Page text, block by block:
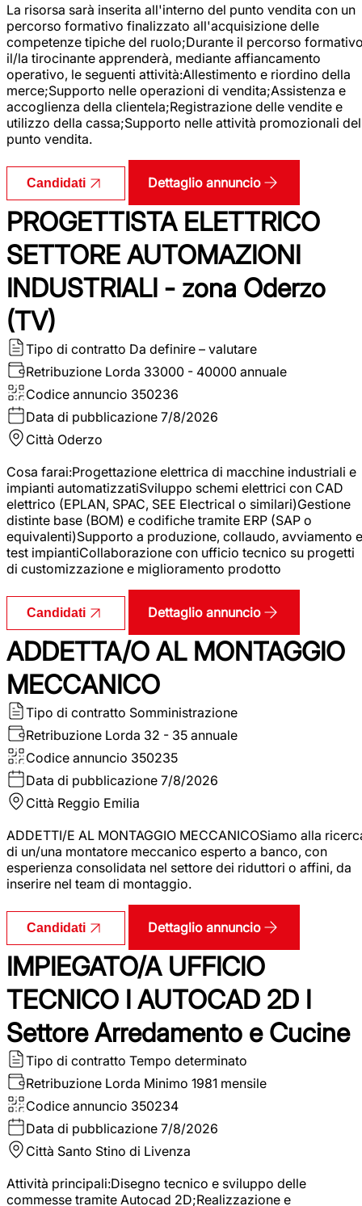
La risorsa sarà inserita all'interno del punto vendita con un
percorso formativo finalizzato all'acquisizione delle
competenze tipiche del ruolo;Durante il percorso
il/la tirocinante apprenderà, mediante affiancamento
operativo, le seguenti attività:Allestimento e riordino della
merce;Supporto nelle operazioni di vendita;Assistenza e
accoglienza della clientela;Registrazione delle vendite e
utilizzo della cassa;Supporto nelle attività promozionali del
punto vendita.
Candidati Dettaglio annuncio
PROGETTISTA ELETTRICO
SETTORE AUTOMAZIONI
INDUSTRIALI - zona Oderzo
(TV)
Tipo di contratto Da definire – valutare
Retribuzione Lorda 33000 - 40000 annuale
Codice annuncio 350236
Data di pubblicazione 7/8/2026
Città Oderzo
Cosa farai:Progettazione elettrica di macchine industriali e
impianti automatizzatiSviluppo schemi elettrici con CAD
elettrico (EPLAN, SPAC, SEE Electrical o similari)Gestione
distinte base (BOM) e codifiche tramite ERP (SAP o
equivalenti)Supporto a produzione, collaudo, avviamento e
test impiantiCollaborazione con ufficio tecnico su progetti
di customizzazione e miglioramento prodotto
Candidati Dettaglio annuncio
ADDETTA/O AL MONTAGGIO
MECCANICO
Tipo di contratto Somministrazione
Retribuzione Lorda 32 - 35 annuale
Codice annuncio 350235
Data di pubblicazione 7/8/2026
Città Reggio Emilia
ADDETTI/E AL MONTAGGIO MECCANICOSiamo alla
di un/una montatore meccanico esperto a banco, con
esperienza consolidata nel settore dei riduttori o affini, da
inserire nel team di montaggio.
Candidati Dettaglio annuncio
IMPIEGATO/A UFFICIO
TECNICO I AUTOCAD 2D I
Settore Arredamento e Cucine
Tipo di contratto Tempo determinato
Retribuzione Lorda Minimo 1981 mensile
Codice annuncio 350234
Data di pubblicazione 7/8/2026
Città Santo Stino di Livenza
Attività principali:Disegno tecnico e sviluppo delle
commesse tramite Autocad 2D;Realizzazione e